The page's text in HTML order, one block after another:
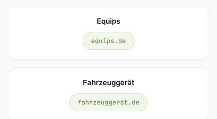
Equips
equips.de
Fahrzeuggerät
fahrzeuggerät.de